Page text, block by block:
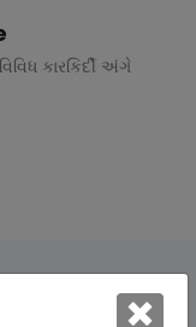
કારકિર્દી અંગે